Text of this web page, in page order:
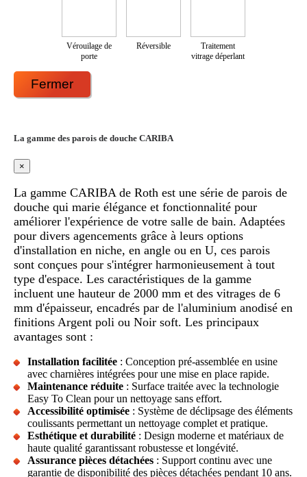
Vérouilage de
porte
Réversible
Traitement
vitrage déperlant
Fermer
La gamme des parois de douche CARIBA
×
La gamme CARIBA de Roth est une série de parois de
douche qui marie élégance et fonctionnalité pour
améliorer l'expérience de votre salle de bain. Adaptées
pour divers agencements grâce à leurs options
d'installation en niche, en angle ou en U, ces parois
sont conçues pour s'intégrer harmonieusement à tout
type d'espace. Les caractéristiques de la gamme
incluent une hauteur de 2000 mm et des vitrages de 6
mm d'épaisseur, encadrés par de l'aluminium anodisé en
finitions Argent poli ou Noir soft. Les principaux
avantages sont :
Installation facilitée : Conception pré-assemblée en usine
avec charnières intégrées pour une mise en place rapide.
Maintenance réduite : Surface traitée avec la technologie
Easy To Clean pour un nettoyage sans effort.
Accessibilité optimisée : Système de déclipsage des éléments
coulissants permettant un nettoyage complet et pratique.
Esthétique et durabilité : Design moderne et matériaux de
haute qualité garantissant robustesse et longévité.
Assurance pièces détachées : Support continu avec une
garantie de disponibilité des pièces détachées pendant 10 ans.